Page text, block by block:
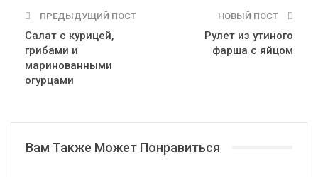
ПРЕДЫДУЩИЙ ПОСТ
Салат с курицей,
грибами и
маринованными
огурцами
НОВЫЙ ПОСТ
Рулет из утиного
фарша с яйцом
Вам Также Может Понравиться